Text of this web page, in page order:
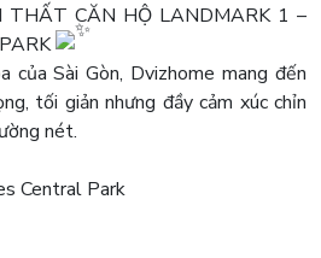
THẤT CĂN HỘ LANDMARK 1 –
của Sài Gòn, Dvizhome mang đến
tối giản nhưng đầy cảm xúc chỉn
nét.
Central Park